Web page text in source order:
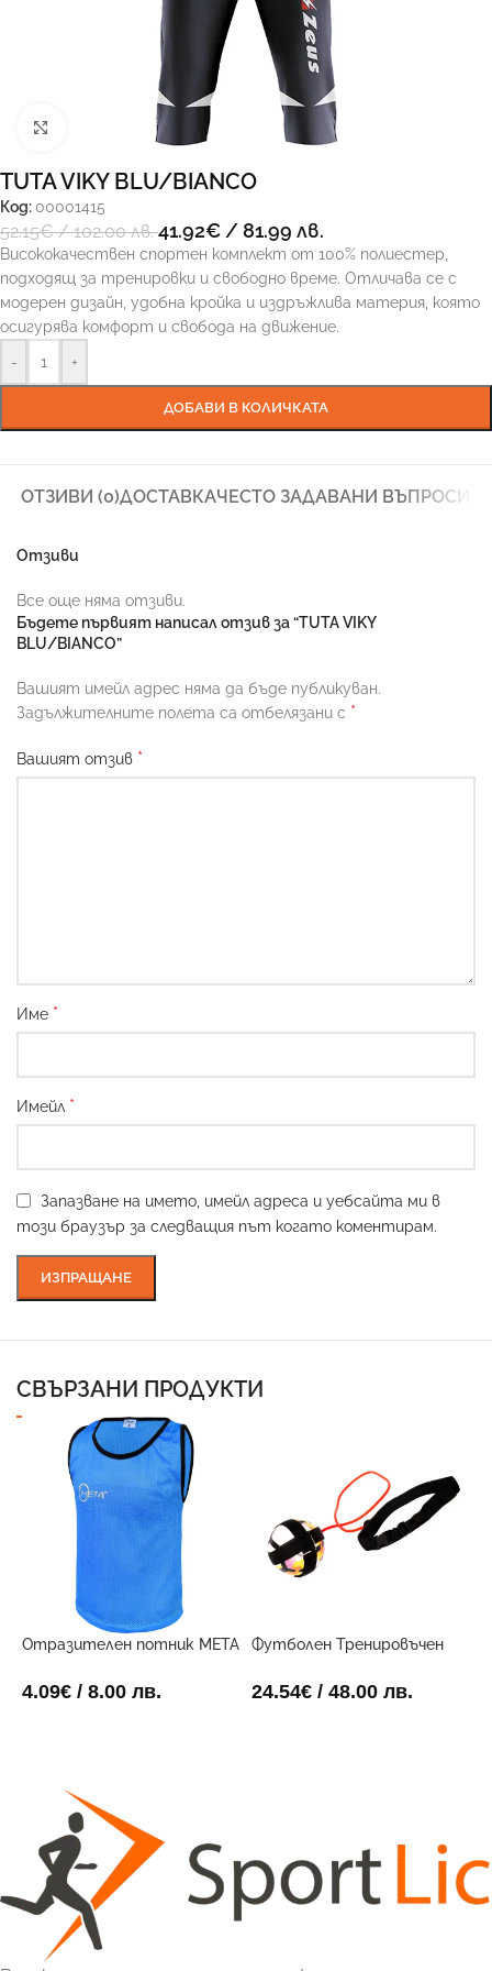
TUTA VIKY BLU/BIANCO
Код: 00001415
52.15€/ 102.00 лв.41.92€/ 81.99 лв.
Висококачествен спортен комплект от 100% полиестер,
подходящ за тренировки и свободно време. Отличава се с
модерен дизайн, удобна кройка и издръжлива материя, която
осигурява комфорт и свобода на движение.
-
+
ДОБАВИ В КОЛИЧКАТА
ОТЗИВИ (0)ДОСТАВКАЧЕСТО ЗАДАВАНИ ВЪПРОСИ
Отзиви
Все още няма отзиви.
Бъдете първият написал отзив за “TUTA VIKY
BLU/BIANCO”
Вашият имейл адрес няма да бъде публикуван.
Задължителните полета са отбелязани с *
Вашият отзив *
Име *
Имейл *
Запазване на името, имейл адреса и уебсайта ми в
този браузър за следващия път когато коментирам.
СВЪРЗАНИ ПРОДУКТИ
Отразителен потник META
4.09€ / 8.00 лв.
Футболен Тренировъчен
24.54€/ 48.00 лв.